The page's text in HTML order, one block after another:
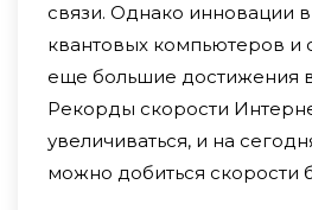
связи. Однако инновации в
квантовых компьютеров и
еще большие достижения
Рекорды скорости
увеличиваться, и на
можно добиться скорости